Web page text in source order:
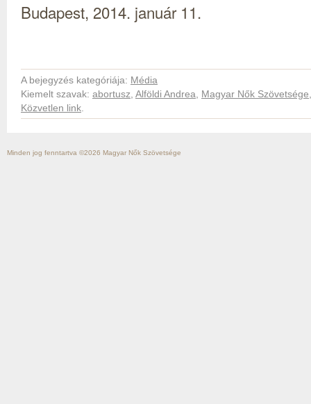
Budapest, 2014. január 11.
A bejegyzés kategóriája: Média
Kiemelt szavak: abortusz Alföldi Andrea Magyar Nők Szövetsége
Közvetlen link
Minden jog fenntartva ©2026 Magyar Nők Szövetsége